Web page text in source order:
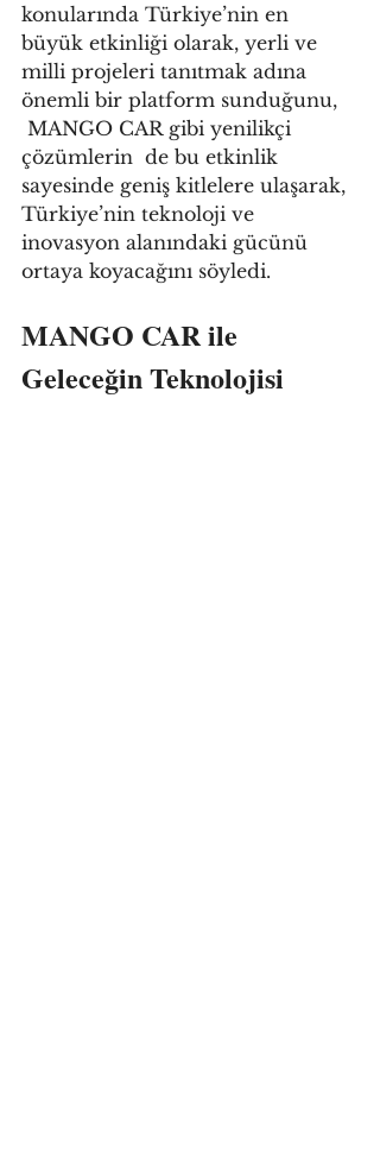
konularında Türkiye’nin en
büyük etkinliği olarak, yerli ve
milli projeleri tanıtmak adına
önemli bir platform sunduğunu,
MANGO CAR gibi yenilikçi
çözümlerin  de bu etkinlik
sayesinde geniş kitlelere ulaşarak,
Türkiye’nin teknoloji ve
inovasyon alanındaki gücünü
ortaya koyacağını söyledi.
MANGO CAR ile
Geleceğin Teknolojisi